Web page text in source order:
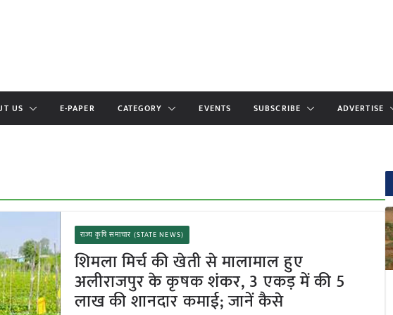
US E-PAPER CATEGORY EVENTS SUBSCRIBE ADVERTISE
राज्य कृषि समाचार (STATE NEWS)
शिमला मिर्च की खेती से मालामाल हुए
अलीराजपुर के कृषक शंकर, 3 एकड़ में की 5
लाख की शानदार कमाई; जानें कैसे